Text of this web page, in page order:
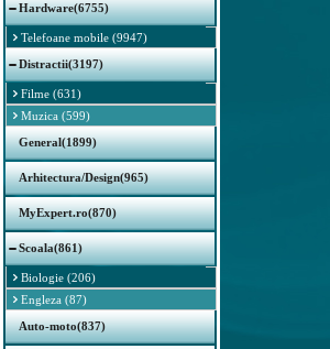
Hardware(6755)
Telefoane mobile (9947)
Distractii(3197)
Filme (631)
Muzica (599)
General(1899)
Arhitectura/Design(965)
MyExpert.ro(870)
Scoala(861)
Biologie (206)
Engleza (87)
Auto-moto(837)